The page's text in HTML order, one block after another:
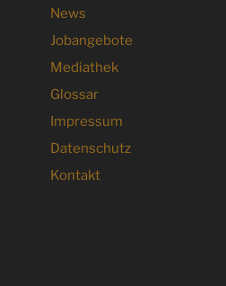
News
Jobangebote
Mediathek
Glossar
Impressum
Datenschutz
Kontakt